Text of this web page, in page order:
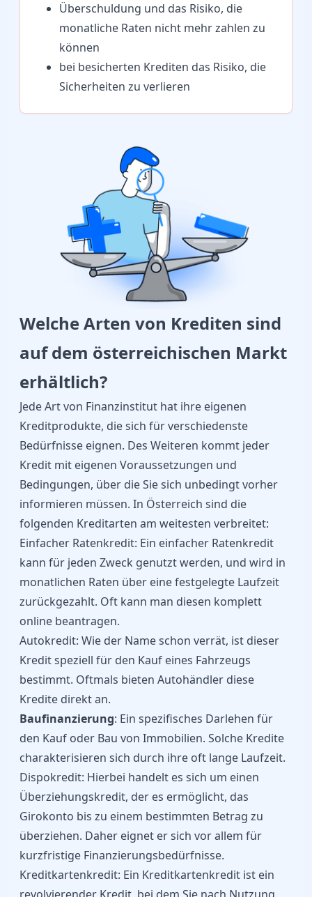
Überschuldung und das Risiko, die
monatliche Raten nicht mehr zahlen zu
können
bei besicherten Krediten das Risiko, die
Sicherheiten zu verlieren
Welche Arten von Krediten sind
auf dem österreichischen Markt
erhältlich?
Jede Art von Finanzinstitut hat ihre eigenen
Kreditprodukte, die sich für verschiedenste
Bedürfnisse eignen. Des Weiteren kommt jeder
Kredit mit eigenen Voraussetzungen und
Bedingungen, über die Sie sich unbedingt vorher
informieren müssen. In Österreich sind die
folgenden Kreditarten am weitesten verbreitet:
Einfacher Ratenkredit: Ein einfacher Ratenkredit
kann für jeden Zweck genutzt werden, und wird in
monatlichen Raten über eine festgelegte Laufzeit
zurückgezahlt. Oft kann man diesen komplett
online beantragen.
Autokredit: Wie der Name schon verrät, ist dieser
Kredit speziell für den Kauf eines Fahrzeugs
bestimmt. Oftmals bieten Autohändler diese
Kredite direkt an.
Baufinanzierung: Ein spezifisches Darlehen für
den Kauf oder Bau von Immobilien. Solche Kredite
charakterisieren sich durch ihre oft lange Laufzeit.
Dispokredit: Hierbei handelt es sich um einen
Überziehungskredit, der es ermöglicht, das
Girokonto bis zu einem bestimmten Betrag zu
überziehen. Daher eignet er sich vor allem für
kurzfristige Finanzierungsbedürfnisse.
Kreditkartenkredit: Ein Kreditkartenkredit ist ein